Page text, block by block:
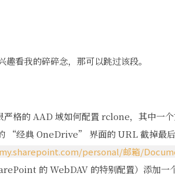
看我的碎碎念，那可以跳过该段。
格的 AAD 域如何配置 rclone，其中一个
“经典 OneDrive” 界面的 URL 截掉最
personal/邮箱/
的 WebDAV 的特别配置）添加一